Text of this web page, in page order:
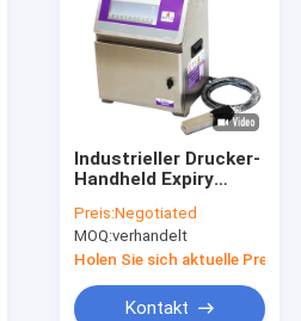
Industrieller Drucker-
Handheld Expiry
Packaging des
Tintenstrahl-BH6040
Preis:Negotiated
MOQ:verhandelt
Holen Sie sich aktuelle Preis
Kontakt